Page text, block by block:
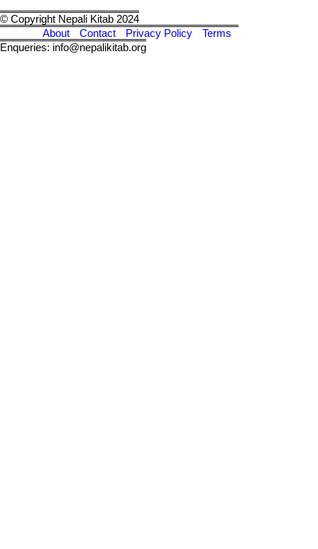
© Copyright Nepali Kitab 2024
About
Contact Privacy Policy
Terms
Enqueries: info@nepalikitab.org